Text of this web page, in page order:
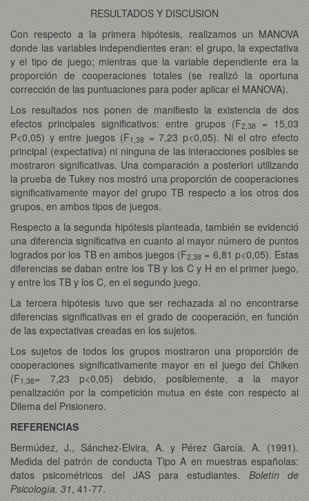
RESULTADOS Y DISCUSION
Con respecto a la primera hipótesis, realizamos un MANOVA
donde las variables independientes eran: el grupo, la expectativa
y el tipo de juego; mientras que la variable dependiente era la
proporción de cooperaciones totales (se realizó la oportuna
corrección de las puntuaciones para poder aplicar el MANOVA).
Los resultados nos ponen de manifiesto la existencia de dos
efectos principales significativos: entre grupos (F2,38
= 15,03
P<0,05) y entre juegos (F1,38 = 7,23 p<0,05). Ni el otro efecto
principal (expectativa) ni ninguna de las interacciones posibles se
mostraron significativas. Una comparación a posteriori utilizando
la prueba de Tukey nos mostró una proporción de cooperaciones
significativamente mayor del grupo TB respecto a los otros dos
grupos, en ambos tipos de juegos.
Respecto a la segunda hipótesis planteada, también se evidenció
una diferencia significativa en cuanto al mayor número de puntos
logrados por los TB en ambos juegos (F2,38 = 6,81 p<0,05). Estas
diferencias se daban entre los TB y los C y H en el primer juego,
y entre los TB y los C, en el segundo juego.
La tercera hipótesis tuvo que ser rechazada al no encontrarse
diferencias significativas en el grado de cooperación, en función
de las expectativas creadas en los sujetos.
Los sujetos de todos los grupos mostraron una proporción de
cooperaciones significativamente mayor en el juego del Chiken
(F1,38= 7,23 p<0,05) debido, posiblemente, a la mayor
penalización por la competición mutua en éste con respecto al
Dilema del Prisionero.
REFERENCIAS
Bermúdez, J., Sánchez-Elvira, A. y Pérez García. A. (1991).
Medida del patrón de conducta Tipo A en muestras españolas:
datos psicométricos del JAS para estudiantes. Boletín de
Psicología. 31, 41-77.